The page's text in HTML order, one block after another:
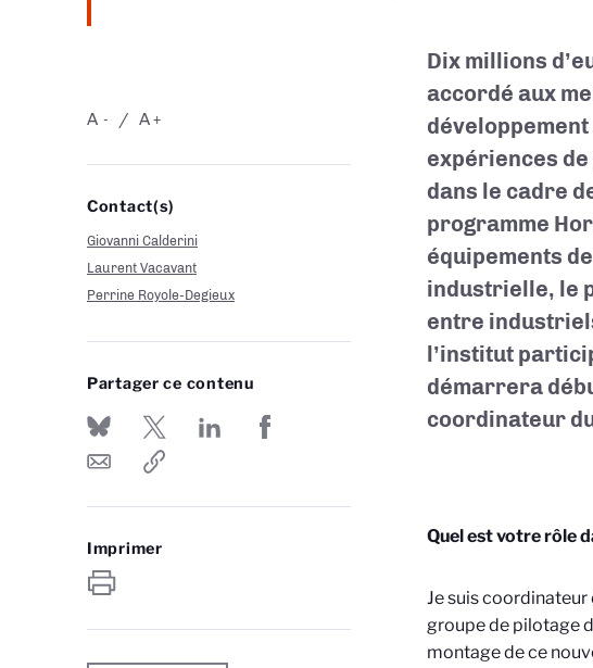
-
A +
A
Contact(s)
Giovanni Calderini
Laurent Vacavant
Perrine Royole-Degieux
Partager ce contenu
Imprimer
Dix millions
accordé aux
expériences
dans le cadre
programme
équipements
industrielle, le
entre
l’institut
démarrera
coordinateur
Quel est votre rôle
Je suis
groupe de pilotage
montage de ce